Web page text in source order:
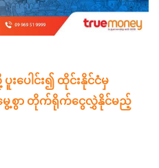
းပေါင်း၍ ထိုင်းနိုင်ငံမှ
ာမွေ့စွာ တိုက်ရိုက်ငွေလွှဲနိုင်မည့်